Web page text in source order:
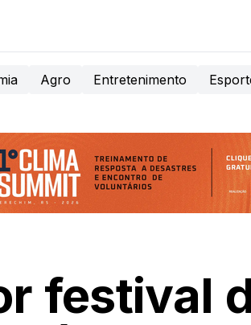
Agro Entretenimento
festival